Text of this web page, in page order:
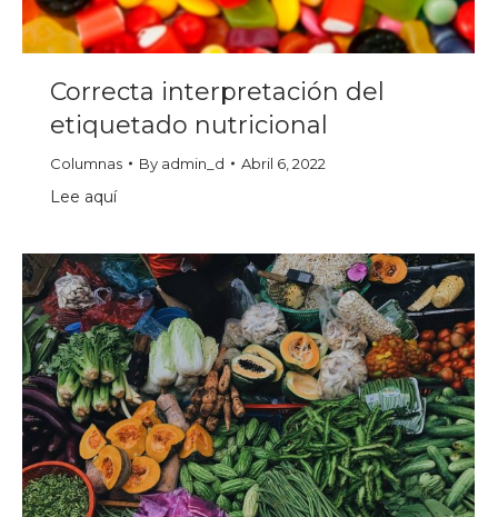
Correcta interpretación del
etiquetado nutricional
Columnas By admin_d Abril 6, 2022
Lee aquí